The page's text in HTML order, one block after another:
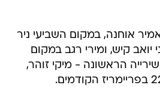
אוחנה, במקום השביעי ניר
קיש, ומירי רגב במקום
הראשונה - מיקי זוהר,